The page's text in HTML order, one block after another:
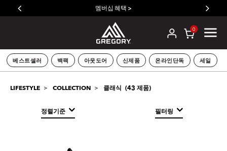
멤버십 혜택 >
0
베스트셀러 백팩 아웃도어 신제품 온라인단독 세일
LIFESTYLE COLLECTION 클래식 (43 제품)
정렬기준 필터링